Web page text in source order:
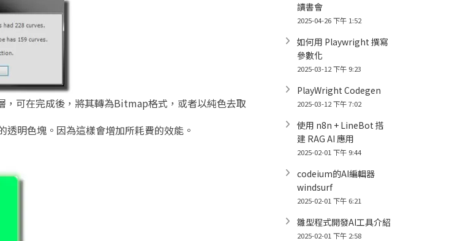
可在完成後，將其轉為Bitmap格式，或者以純色去取
明色塊。因為這樣會增加所耗費的效能。
讀書會
2025-04-26 下午 1:52
如何用 Playwright 撰寫
參數化
2025-03-12 下午 9:23
PlayWright Codegen
2025-03-12 下午 7:02
使用 n8n + LineBot 搭
建 RAG AI 應用
2025-02-01 下午 9:44
codeium的AI編輯器
windsurf
2025-02-01 下午 6:21
雛型程式開發AI工具介紹
2025-02-01 下午 2:58